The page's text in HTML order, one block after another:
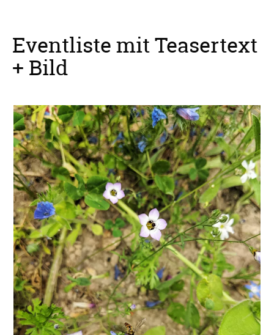
Eventliste mit Teasertext
+ Bild